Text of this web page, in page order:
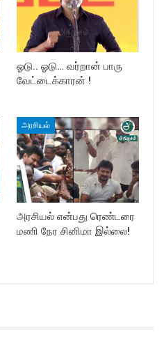
ஓடு.. ஓடு… வர்றான் பாரு
வேட்டைக்காரன் !
அரசியல்
அரசியல் என்பது ரெண்டரை
மணி நேர சினிமா இல்லை!